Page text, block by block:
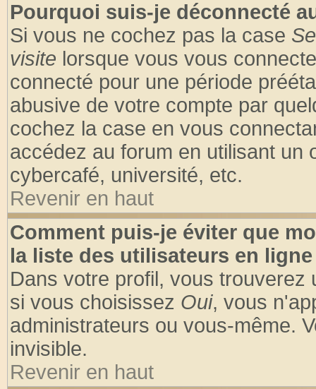
Pourquoi suis-je déconnecté
Si vous ne cochez pas la case
visite lorsque vous vous
connecté pour une période
abusive de votre compte par
cochez la case en vous
accédez au forum en utilisant un
cybercafé, université, etc.
Revenir en haut
Comment puis-je éviter que
la liste des utilisateurs en
Dans votre profil, vous trouverez
si vous choisissez Oui, vous
administrateurs ou vous-même.
invisible.
Revenir en haut